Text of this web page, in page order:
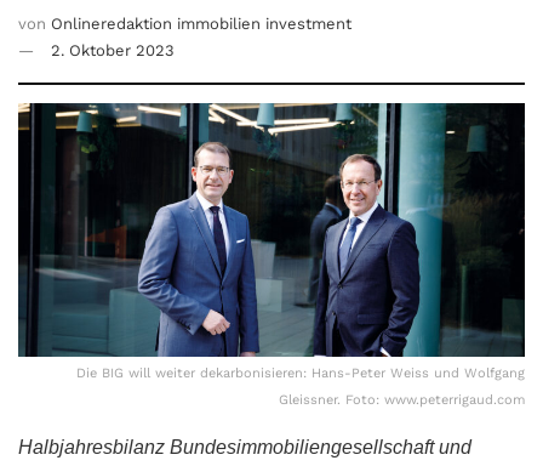
von Onlineredaktion immobilien investment
2. Oktober 2023
Die BIG will weiter dekarbonisieren: Hans-Peter Weiss und Wolfgang
Gleissner. Foto: www.peterrigaud.com
Halbjahresbilanz Bundesimmobiliengesellschaft und